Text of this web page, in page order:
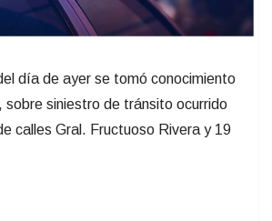
día de ayer se tomó conocimiento
sobre siniestro de tránsito ocurrido
calles Gral. Fructuoso Rivera y 19